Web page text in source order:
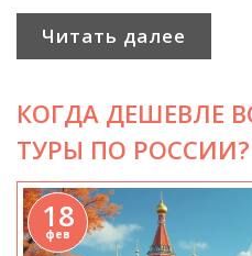
вопросы, связанные с
по России: от выбора
полезные советы и
в сфере туризма.
Читать далее
КОГДА ДЕШЕВЛЕ
ТУРЫ ПО РОССИИ?
18
фев